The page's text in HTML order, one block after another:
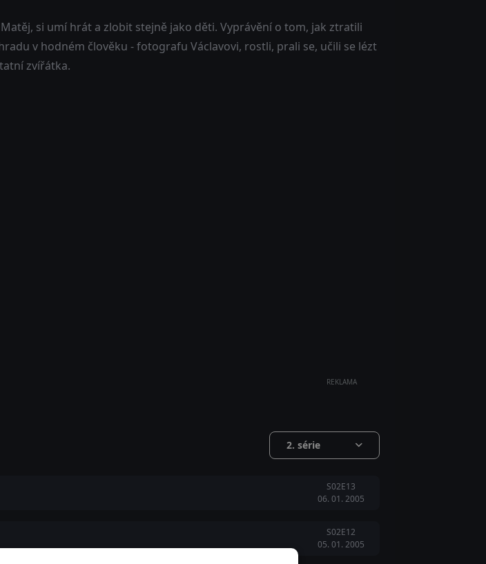
si umí hrát a zlobit stejně jako děti. Vyprávění o tom, jak ztratili
v hodném člověku - fotografu Václavovi, rostli, prali se, učili se lézt
zvířátka.
REKLAMA
2. série
S02E13
06. 01. 2005
S02E12
05. 01. 2005